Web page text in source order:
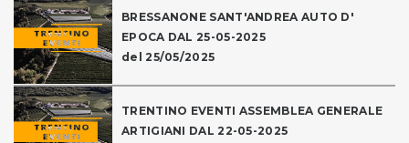
BRESSANONE SANT'ANDREA AUTO D'
EPOCA DAL 25-05-2025
del 25/05/2025
TRENTINO EVENTI ASSEMBLEA GENERALE
ARTIGIANI DAL 22-05-2025